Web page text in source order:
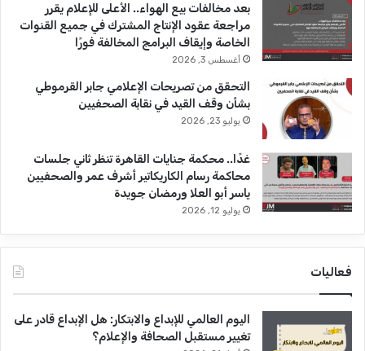
بعد مخالفات بيع الهواء.. الأعلى للإعلام يقرر
مراجعة عقود الإنتاج المشترك في جميع القنوات
الخاصة وإيقاف البرامج المخالفة فورًا
أغسطس 3, 2026
التحقق من تصريحات الإعلامي جابر القرموطي
بشأن وقف القيد في نقابة الصحفيين
يوليو 23, 2026
غدًا.. محكمة جنايات القاهرة تنظر ثاني جلسات
محاكمة رسام الكاريكاتير أشرف عمر والصحفيين
ياسر أبو العلا ورمضان جويدة
يوليو 12, 2026
فعاليات
اليوم العالمي للإبداع والابتكار: هل الإبداع قادر على
تغيير مستقبل الصحافة والإعلام؟